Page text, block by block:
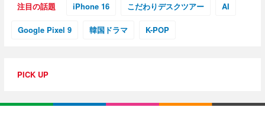
注目の話題 iPhone 16 こだわりデスクツアー AI
Google Pixel 9 韓国ドラマ K-POP
PICK UP